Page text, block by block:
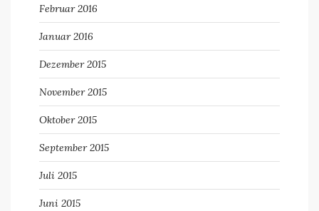
Februar 2016
Januar 2016
Dezember 2015
November 2015
Oktober 2015
September 2015
Juli 2015
Juni 2015